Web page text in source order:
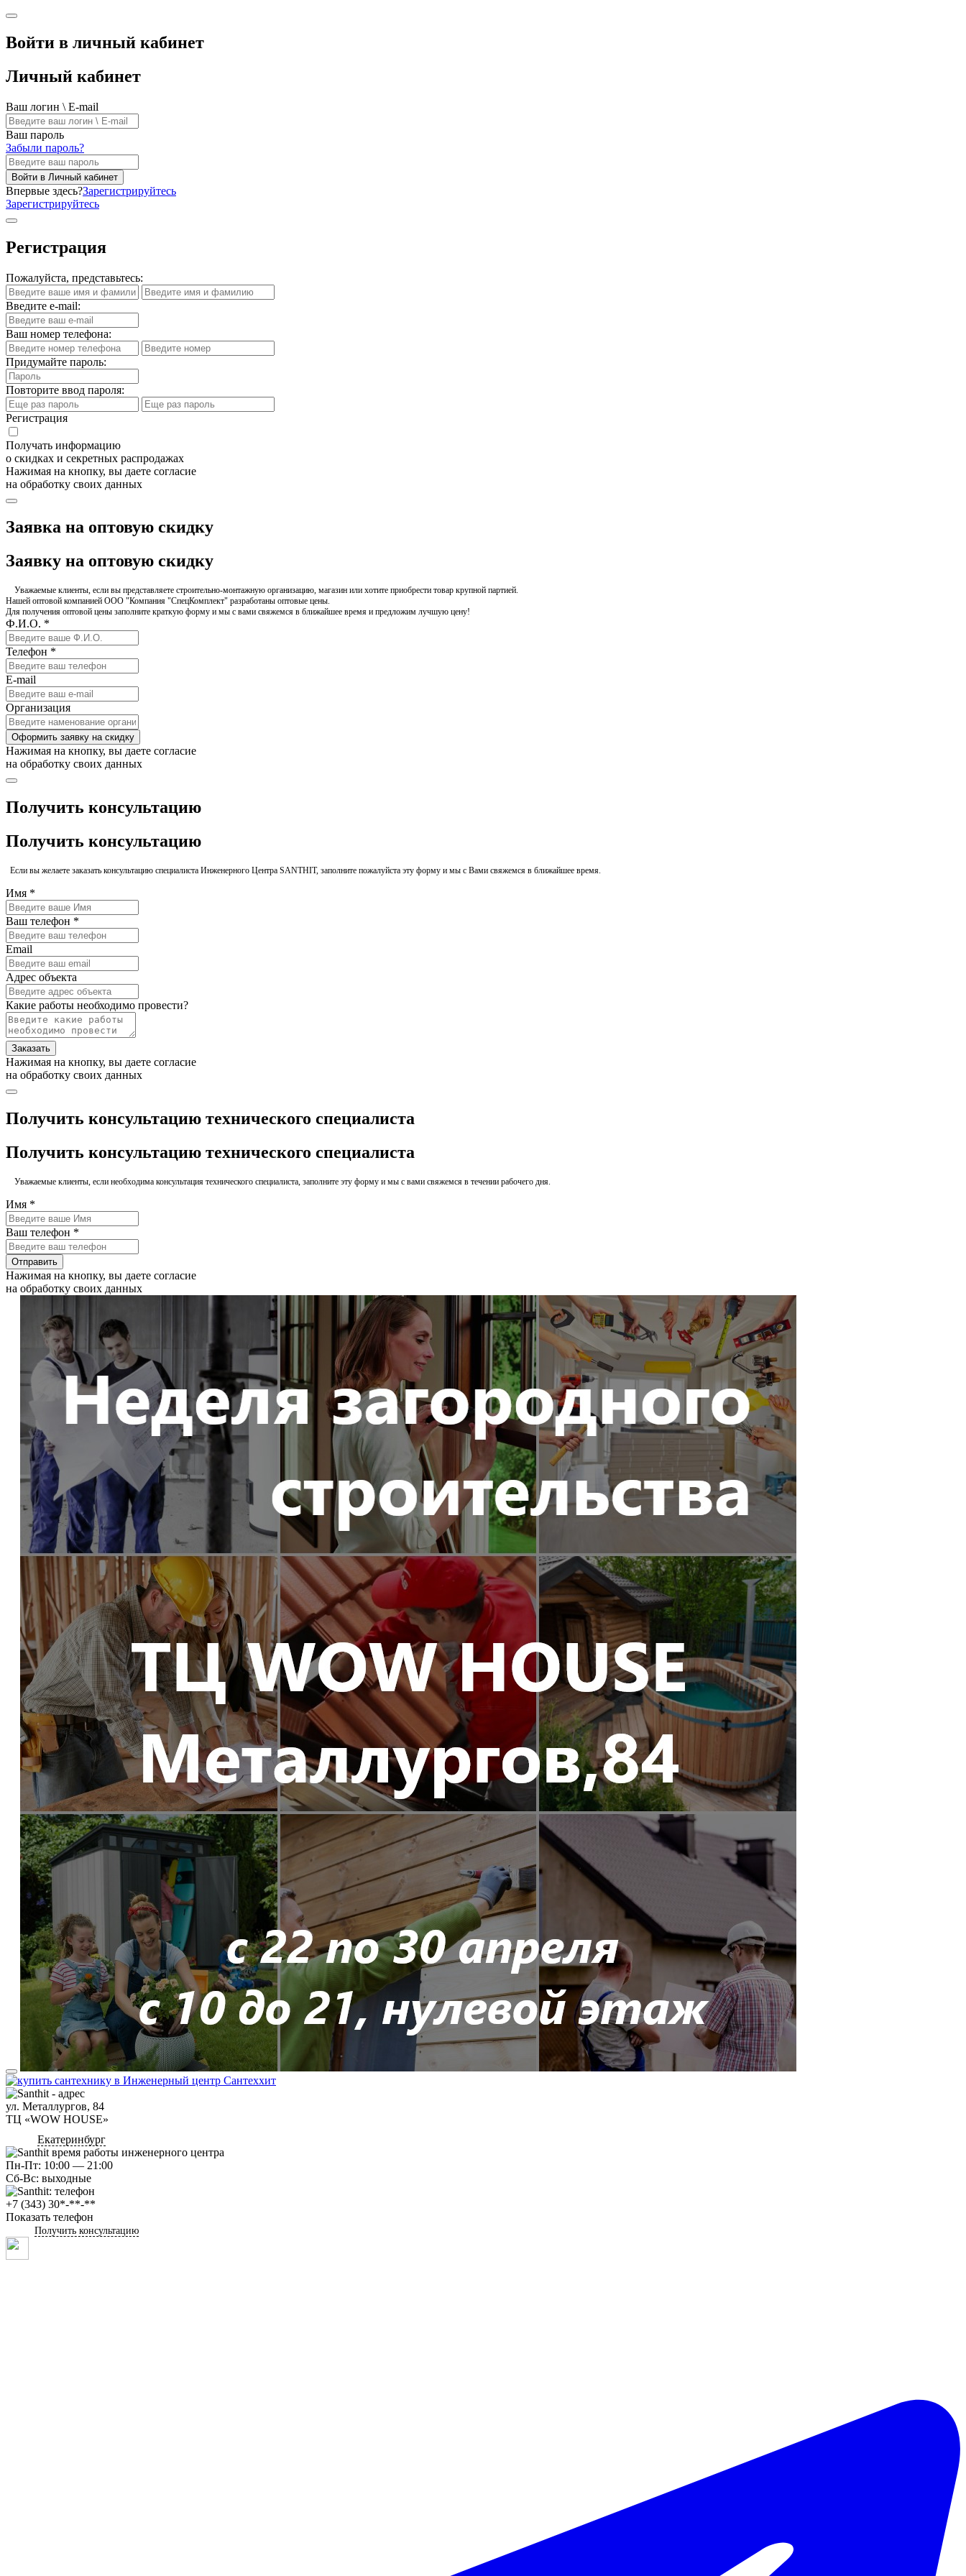
Войти в личный кабинет
Личный кабинет
Ваш логин \ E-mail
Ваш пароль
Забыли пароль?
Войти в Личный кабинет
Впервые здесь?Зарегистрируйтесь
Зарегистрируйтесь
Регистрация
Пожалуйста, представьтесь:
Введите e-mail:
Ваш номер телефона:
Придумайте пароль:
Повторите ввод пароля:
Регистрация
Получать информацию
о скидках и секретных распродажах
Нажимая на кнопку, вы даете согласие
на обработку своих данных
Заявка на оптовую скидку
Заявку на оптовую скидку
Уважаемые клиенты, если вы представляете строительно-монтажную организацию, магазин или хотите приобрести товар крупной партией.
Нашей оптовой компанией ООО "Компания "СпецКомплект" разработаны оптовые цены.
Для получения оптовой цены заполните краткую форму и мы с вами свяжемся в ближайшее время и предложим лучшую цену!
Ф.И.О. *
Телефон *
E-mail
Организация
Оформить заявку на скидку
Нажимая на кнопку, вы даете согласие
на обработку своих данных
Получить консультацию
Получить консультацию
Если вы желаете заказать консультацию специалиста Инженерного Центра SANTHIT, заполните пожалуйста эту форму и мы с Вами свяжемся в ближайшее время.
Имя *
Ваш телефон *
Email
Адрес объекта
Какие работы необходимо провести?
Заказать
Нажимая на кнопку, вы даете согласие
на обработку своих данных
Получить консультацию технического специалиста
Получить консультацию технического специалиста
Уважаемые клиенты, если необходима консультация технического специалиста, заполните эту форму и мы с вами свяжемся в течении рабочего дня.
Имя *
Ваш телефон *
Отправить
Нажимая на кнопку, вы даете согласие
на обработку своих данных
ул. Металлургов, 84
ТЦ «WOW HOUSE»
Екатеринбург
Пн-Пт: 10:00 — 21:00
Сб-Вс: выходные
+7 (343) 30*-**-**
Показать телефон
Получить консультацию